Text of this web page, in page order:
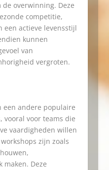
overwinning. Deze
competitie,
een actieve levensstijl
kunnen
van
vergroten.
een andere populaire
vooral voor teams die
vaardigheden willen
zijn zoals
maken. Deze